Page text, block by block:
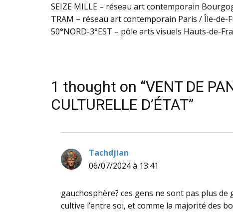
SEIZE MILLE – réseau art contemporain
TRAM – réseau art contemporain Paris / Île-de-
50°NORD-3°EST – pôle arts visuels Hauts-de-
1 thought on “VENT DE
CULTURELLE D’ÉTAT”
Tachdjian
06/07/2024 à 13:41
gauchosphère? ces gens ne sont pas plus
cultive l’entre soi, et comme la majorité des